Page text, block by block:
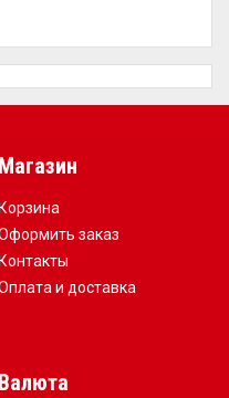
Магазин
Корзина
заказ
Контакты
и доставка
Валюта